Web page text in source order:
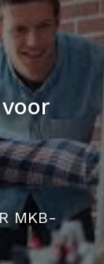
MKB-